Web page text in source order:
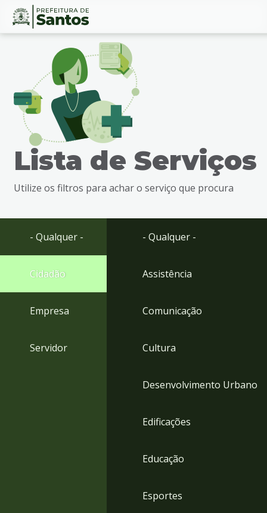
Ir
busca
Ir
rodapé
Conteúdo
Lista de Serviços
Utilize os filtros para achar o serviço que procura
- Qualquer -
Cidadão
Empresa
Servidor
- Qualquer -
Assistência
Comunicação
Cultura
Desenvolvimento Urbano
Edificações
Educação
Esportes